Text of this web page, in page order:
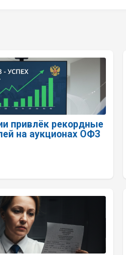
привлёк рекордные
на аукционах ОФЗ